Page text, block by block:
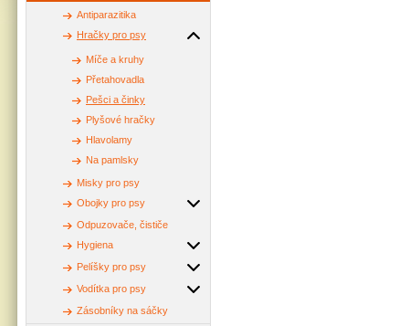
Antiparazitika
Hračky pro psy
Míče a kruhy
Přetahovadla
Pešci a činky
Plyšové hračky
Hlavolamy
Na pamlsky
Misky pro psy
Obojky pro psy
Odpuzovače, čističe
Hygiena
Pelíšky pro psy
Vodítka pro psy
Zásobníky na sáčky